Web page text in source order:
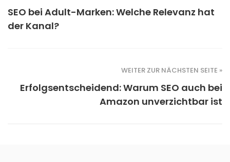
SEO bei Adult-Marken: Welche Relevanz hat
der Kanal?
WEITER ZUR NÄCHSTEN SEITE »
Erfolgsentscheidend: Warum SEO auch bei
Amazon unverzichtbar ist